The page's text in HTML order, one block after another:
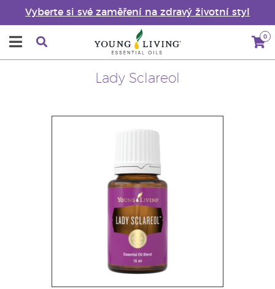
Vyberte si své zaměření na zdravý životní styl
0
Lady Sclareol